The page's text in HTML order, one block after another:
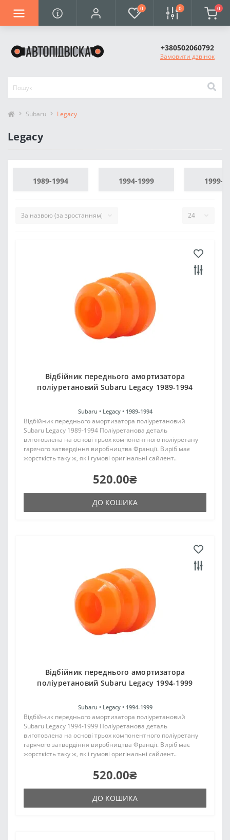
0 0 0
+380502060792
Замовити дзвінок
Subaru Legacy
Legacy
1989-1994 1994-1999 1999-
Відбійник переднього амортизатора
поліуретановий Subaru Legacy 1989-1994
Subaru • Legacy • 1989-1994
Відбійник переднього амортизатора поліуретановий
Subaru Legacy 1989-1994 Поліуретанова деталь
виготовлена на основі трьох компонентного поліуретану
гарячого затвердіння виробництва Франції. Виріб має
жорсткість таку ж, як і гумові оригінальні сайлент..
520.00₴
ДО КОШИКА
Відбійник переднього амортизатора
поліуретановий Subaru Legacy 1994-1999
Subaru • Legacy • 1994-1999
Відбійник переднього амортизатора поліуретановий
Subaru Legacy 1994-1999 Поліуретанова деталь
виготовлена на основі трьох компонентного поліуретану
гарячого затвердіння виробництва Франції. Виріб має
жорсткість таку ж, як і гумові оригінальні сайлент..
520.00₴
ДО КОШИКА